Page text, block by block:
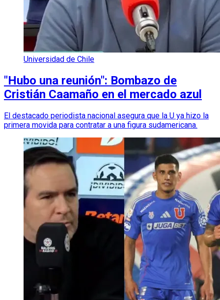
Universidad de Chile
"Hubo una reunión": Bombazo de
Cristián Caamaño en el mercado azul
El destacado periodista nacional asegura que la U ya hizo la
primera movida para contratar a una figura sudamericana.